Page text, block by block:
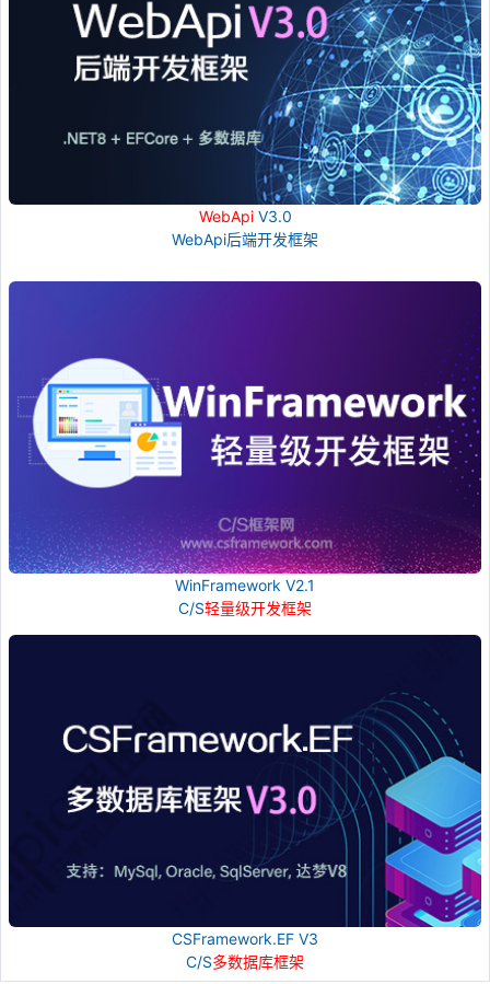
WebApiV3.0
WebApi后端开发框架
WinFramework V2.1
C/S轻量级开发框架
CSFramework.EF V3
C/S多数据库框架